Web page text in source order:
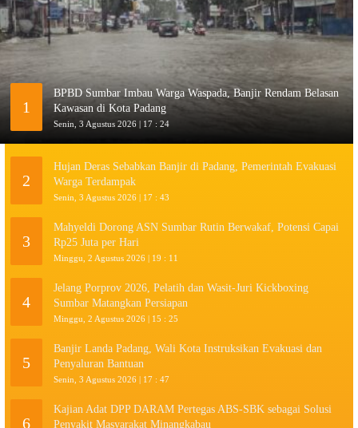
1
BPBD Sumbar Imbau Warga Waspada, Banjir Rendam Belasan
Kawasan di Kota Padang
Senin, 3 Agustus 2026 | 17 : 24
2
Hujan Deras Sebabkan Banjir di Padang, Pemerintah Evakuasi
Warga Terdampak
Senin, 3 Agustus 2026 | 17 : 43
3
Mahyeldi Dorong ASN Sumbar Rutin Berwakaf, Potensi Capai
Rp25 Juta per Hari
Minggu, 2 Agustus 2026 | 19 : 11
4
Jelang Porprov 2026, Pelatih dan Wasit-Juri Kickboxing
Sumbar Matangkan Persiapan
Minggu, 2 Agustus 2026 | 15 : 25
5
Banjir Landa Padang, Wali Kota Instruksikan Evakuasi dan
Penyaluran Bantuan
Senin, 3 Agustus 2026 | 17 : 47
6
Kajian Adat DPP DARAM Pertegas ABS-SBK sebagai Solusi
Penyakit Masyarakat Minangkabau